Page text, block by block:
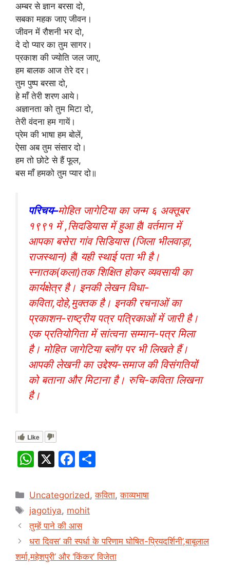
अम्बर से ज्ञान बरसा दो,
सबका महक जाए जीवन।
जीवन में रौशनी भर दो,
दे दो प्यार का तुम सागर।
प्रकाश की ज्योति जल जाए,
हम बालक आज तेरे दर।
तुम पुष्प बरसा दो,
हे माँ तेरी शरण आये।
अज्ञानता को तुम मिटा दो,
तेरी वंदना हम गायें।
प्रेम की भाषा हम बोलें,
ऐसा अब तुम संसार दो।
हम तो छोटे से हैं फूल,
बस माँ हमको तुम प्यार दो॥
परिचय–मोहित जागेटिया का जन्म ६ अक्तूबर
१९९१ में ,सिदडियास में हुआ हैl वर्तमान में
आपका बसेरा गांव सिडियास (जिला भीलवाड़ा,
राजस्थान) हैl यही स्थाई पता भी है।
स्नातक(कला)तक शिक्षित होकर व्यवसायी का
कार्यक्षेत्र है। इनकी लेखन विधा-
कविता,दोहे,मुक्तक है। इनकी रचनाओं का
प्रकाशन-राष्ट्रीय पत्र पत्रिकाओं में जारी है।
एक प्रतियोगिता में सांत्वना सम्मान-पत्र मिला
है। मोहित जागेटिया ब्लॉग पर भी लिखते हैं।
आपकी लेखनी का उद्देश्य-समाज की विसंगतियों
को बताना और मिटाना है। रुचि-कविता लिखना
है।
Like
W
at
s
A
p
p
X
F
c
e
b
o
o
ar
Categories
Uncategorized ,कविता,काव्यभाषा
Tags
jagotiya, mohit
तुम्हें पाने की आस
धरा दिवस’ की स्पर्धा के परिणाम घोषित-प्रियदर्शिनी’,बाबूलाल
शर्मा,महेशपुरी’ और ‘किंकर’ विजेता